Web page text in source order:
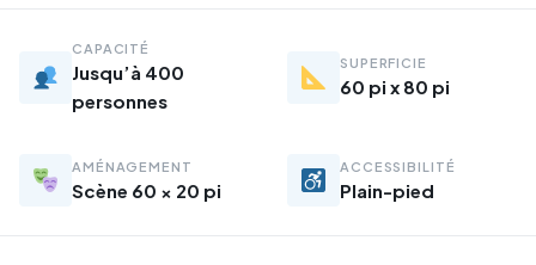
CAPACITÉ
Jusqu’à 400
personnes
SUPERFICIE
60 pi x 80 pi
AMÉNAGEMENT
Scène 60 × 20 pi
ACCESSIBILITÉ
Plain-pied